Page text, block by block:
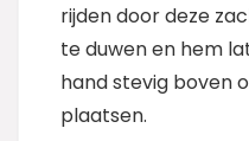
rijden door deze
te duwen en hem
hand stevig boven
plaatsen.